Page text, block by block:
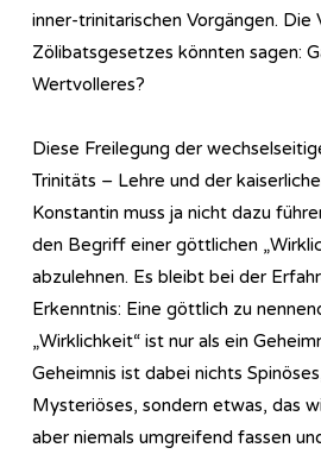
inner-trinitarischen Vorgängen. Die
Zölibatsgesetzes könnten sagen:
Wertvolleres?
Diese Freilegung der
Trinitäts – Lehre und der
Konstantin muss ja nicht dazu
den Begriff einer göttlichen
abzulehnen. Es bleibt bei der
Erkenntnis: Eine göttlich zu
„Wirklichkeit“ ist nur als ein
Geheimnis ist dabei nichts
Mysteriöses, sondern etwas, das
aber niemals umgreifend fassen